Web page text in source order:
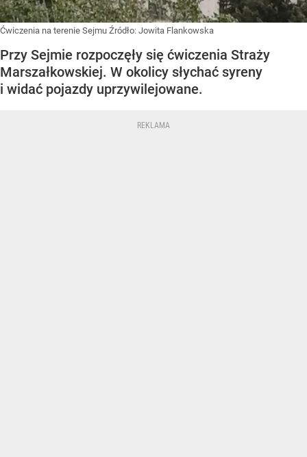
Ćwiczenia na terenie Sejmu Źródło: Jowita Flankowska
Przy Sejmie rozpoczęły się ćwiczenia Straży
Marszałkowskiej. W okolicy słychać syreny
i widać pojazdy uprzywilejowane.